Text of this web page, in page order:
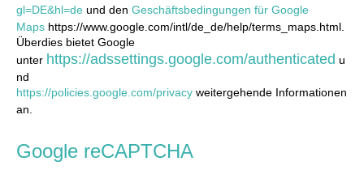
gl=DE&hl=de und den Geschäftsbedingungen für Google
Maps https://www.google.com/intl/de_de/help/terms_maps.html.
Überdies bietet Google
unter https://adssettings.google.com/authenticated u
nd
https://policies.google.com/privacy weitergehende Informationen
an.
Google reCAPTCHA